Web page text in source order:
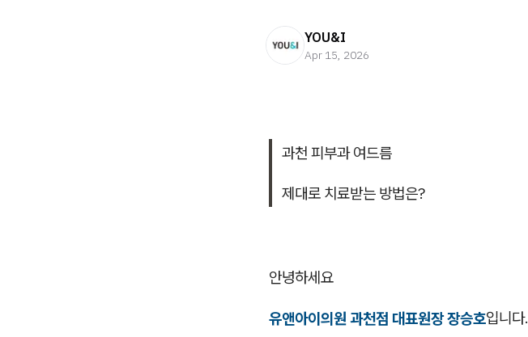
YOU&I
Apr 15, 2026
과천 피부과 여드름
제대로 치료받는 방법은?
안녕하세요
유앤아이의원 과천점 대표원장 장승호입니다.